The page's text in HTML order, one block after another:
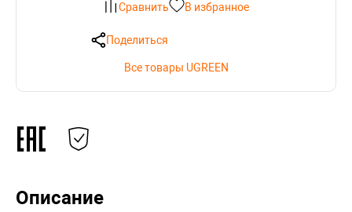
Сравнить В избранное
Поделиться
Все товары UGREEN
Описание